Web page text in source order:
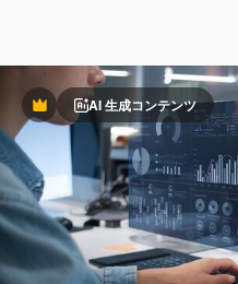
PremiumAI 生成コンテンツ